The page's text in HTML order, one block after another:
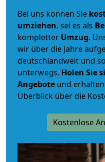
Bei uns können Sie
umziehen, sei es als
kompletter Umzug.
wir über die Jahre
deutschlandweit und
unterwegs. Holen Sie
Angebote und
Überblick über die
Kostenlose